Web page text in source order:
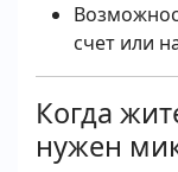
счет или
Когда
нужен